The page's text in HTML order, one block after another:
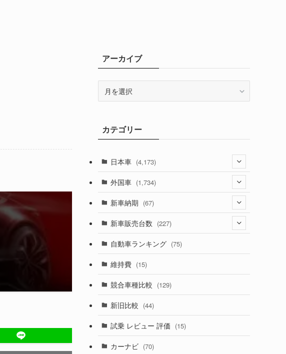
アーカイブ
ブカテゴリー
日本車 (4,173)
(1,321)
(329)
(526)
(357)
(328)
(194)
(230)
(253)
外国車 (1,734)
(188)
(242)
(85)
(84)
(14)
(222)
新車納期 (67)
(28)
(8)
(3)
(3)
(5)
新車販売台数 (227)
(21)
(5)
(7)
自動車ランキング (75)
維持費 (15)
競合車種比較 (129)
新旧比較 (44)
試乗 レビュー 評価 (15)
カーナビ (70)